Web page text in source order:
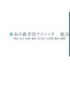
TOP 症例写真